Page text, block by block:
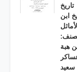
ابن
هبة
سعيد